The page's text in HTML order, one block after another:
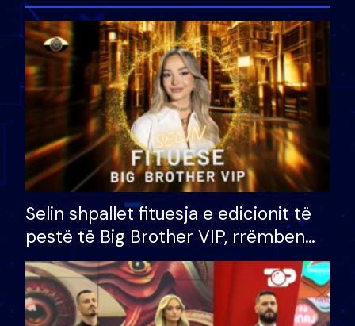
Selin shpallet fituesja e edicionit të
pestë të Big Brother VIP, rrëmben
çmimin e madh prej 100 mijë eurosh